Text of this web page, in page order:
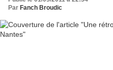
Par Fanch Broudic